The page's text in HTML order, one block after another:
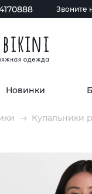
Звоните
Новинки
Купальники